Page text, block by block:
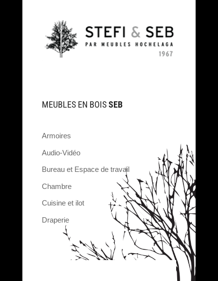
MEUBLES EN BOISSEB
Armoires
Audio-Vidéo
Bureau et Espace de travail
Chambre
Cuisine et ilot
Draperie